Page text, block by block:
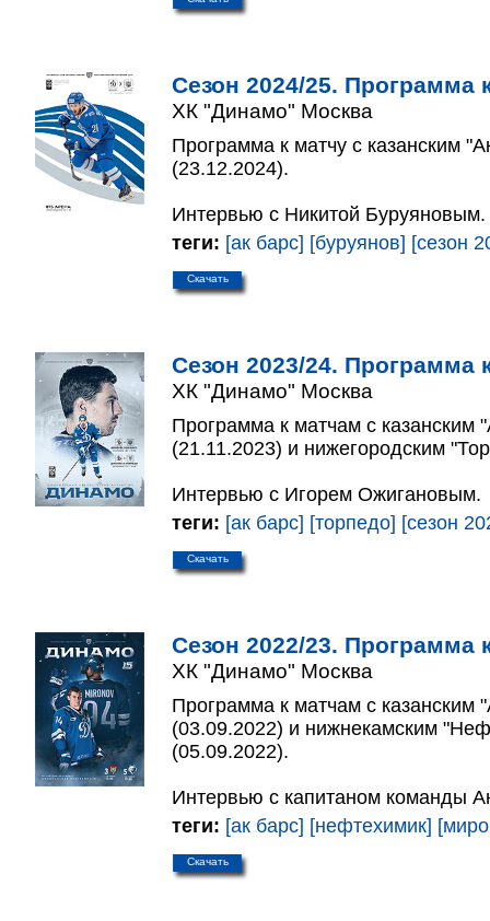
Сезон 2024/25. Программа
ХК "Динамо" Москва
Программа к матчу с казанским
(23.12.2024).
Интервью с Никитой Буруяновым.
теги: [ак барс] [буруянов] [сезон
Скачать
Сезон 2023/24. Программа
ХК "Динамо" Москва
Программа к матчам с казанским
(21.11.2023) и нижегородским
Интервью с Игорем Ожигановым.
теги: [ак барс] [торпедо] [сезон
Скачать
Сезон 2022/23. Программа
ХК "Динамо" Москва
Программа к матчам с казанским
(03.09.2022) и нижнекамским
(05.09.2022).
Интервью с капитаном команды
теги: [ак барс] [нефтехимик]
Скачать